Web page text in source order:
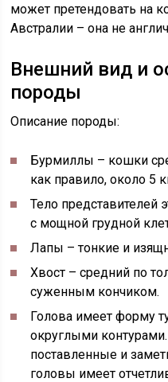
может претендовать на
Австралии – она не
Внешний вид и
породы
Описание породы:
Бурмиллы – кошки
как правило, около 5
Тело представителей
с мощной грудной
Лапы – тонкие и
Хвост – средний по
суженным кончиком.
Голова имеет форму
округлыми
поставленные и
головы имеет